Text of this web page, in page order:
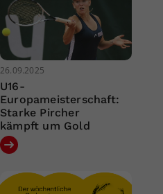
26.09.2025
U16-
Europameisterschaft:
Starke Pircher
kämpft um Gold